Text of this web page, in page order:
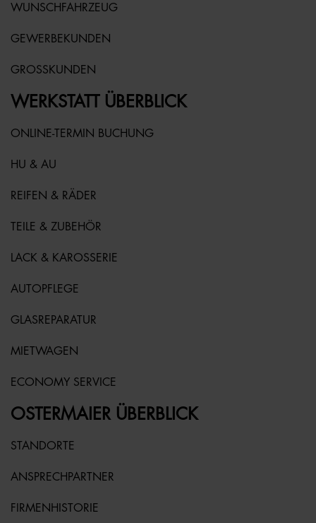
WUNSCHFAHRZEUG
GEWERBEKUNDEN
GROSSKUNDEN
WERKSTATT ÜBERBLICK
ONLINE-TERMIN BUCHUNG
HU & AU
REIFEN & RÄDER
TEILE & ZUBEHÖR
LACK & KAROSSERIE
AUTOPFLEGE
GLASREPARATUR
MIETWAGEN
ECONOMY SERVICE
OSTERMAIER ÜBERBLICK
STANDORTE
ANSPRECHPARTNER
FIRMENHISTORIE